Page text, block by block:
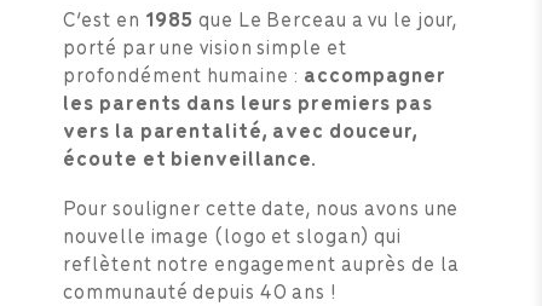
C’est en 1985 que Le Berceau a vu le jour,
porté par une vision simple et
profondément humaine : accompagner
les parents dans leurs premiers pas
vers la parentalité, avec douceur,
écoute et bienveillance.
Pour souligner cette date, nous avons une
nouvelle image (logo et slogan) qui
reflètent notre engagement auprès de la
communauté depuis 40 ans !